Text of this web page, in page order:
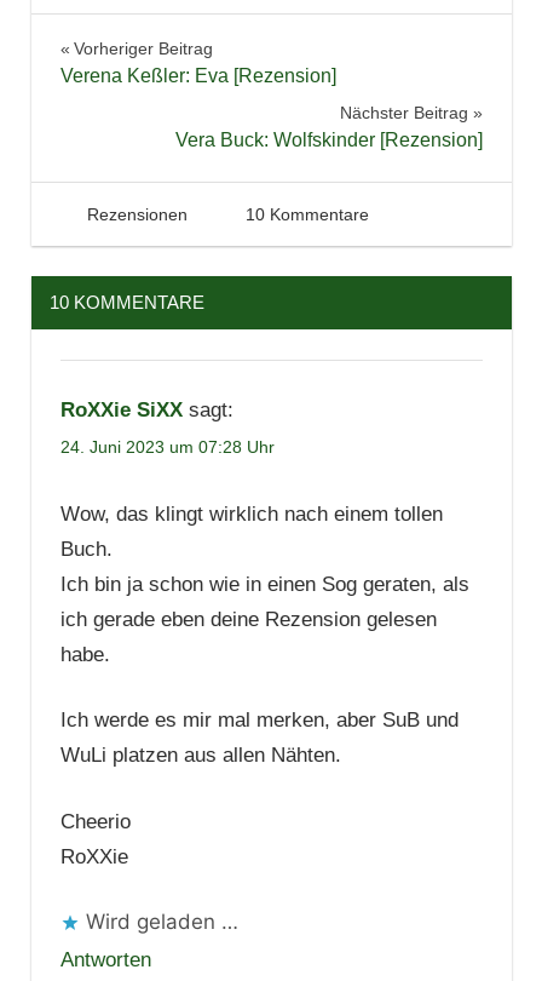
Buchblog
Beitragsnavigation
Vorheriger Beitrag
Verena Keßler: Eva [Rezension]
Nächster Beitrag
Vera Buck: Wolfskinder [Rezension]
24. Juni 2023
Tintenhain
Rezensionen 10 Kommentare
10 KOMMENTARE
RoXXie SiXX sagt:
24. Juni 2023 um 07:28 Uhr
Wow, das klingt wirklich nach einem tollen
Buch.
Ich bin ja schon wie in einen Sog geraten, als
ich gerade eben deine Rezension gelesen
habe.
Ich werde es mir mal merken, aber SuB und
WuLi platzen aus allen Nähten.
Cheerio
RoXXie
Wird geladen …
Antworten